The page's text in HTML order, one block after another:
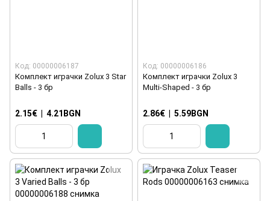
Код: 00000006187
Комплект играчки Zolux 3 Star
Balls - 3 бр
2.15€ 4.21BGN
Код: 00000006186
Комплект играчки Zolux 3
Multi-Shaped - 3 бр
2.86€ 5.59BGN